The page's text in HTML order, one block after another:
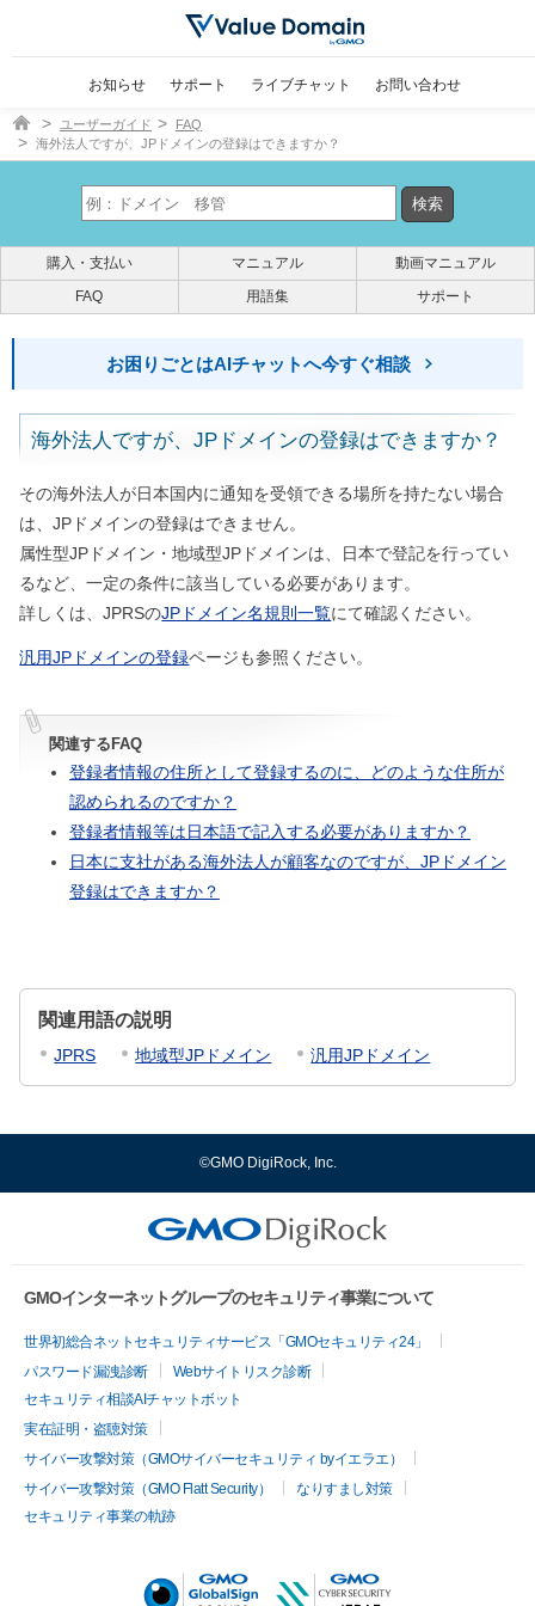
お知らせ サポート ライブチャット お問い合わせ
ドメイン取得ならバリュードメイン
ユーザーガイド
FAQ
海外法人ですが、JPドメインの登録はできますか？
購入・支払い マニュアル
動画マニュアル
FAQ
用語集 サポート
お困りごとはAIチャットへ今すぐ相談
海外法人ですが、JPドメインの登録はできますか？
その海外法人が日本国内に通知を受領できる場所を持たない場合
は、JPドメインの登録はできません。
属性型JPドメイン・地域型JPドメインは、日本で登記を行ってい
るなど、一定の条件に該当している必要があります。
詳しくは、JPRSのJPドメイン名規則一覧にて確認ください。
汎用JPドメインの登録ページも参照ください。
関連するFAQ
登録者情報の住所として登録するのに、どのような住所が
認められるのですか？
登録者情報等は日本語で記入する必要がありますか？
日本に支社がある海外法人が顧客なのですが、JPドメイン
登録はできますか？
関連用語の説明
JPRS 地域型JPドメイン 汎用JPドメイン
©GMO DigiRock, Inc.
GMOインターネットグループのセキュリティ事業について
世界初総合ネットセキュリティサービス「GMOセキュリティ24」
パスワード漏洩診断
Webサイトリスク診断
セキュリティ相談AIチャットボット
実在証明・盗聴対策
サイバー攻撃対策（GMOサイバーセキュリティ byイエラエ）
サイバー攻撃対策（GMO Flatt Security）
なりすまし対策
セキュリティ事業の軌跡